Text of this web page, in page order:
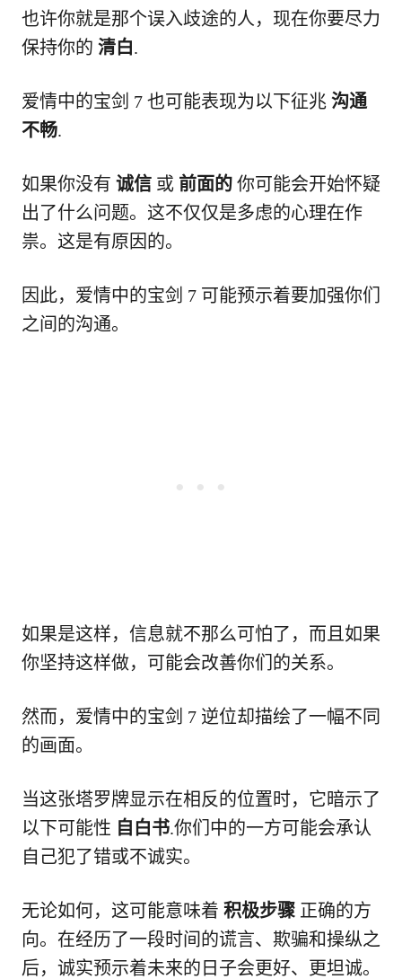
也许你就是那个误入歧途的人，现在你要尽力
保持你的 清白.
爱情中的宝剑 7 也可能表现为以下征兆 沟通
不畅.
如果你没有 诚信 或 前面的 你可能会开始怀疑
出了什么问题。这不仅仅是多虑的心理在作
祟。这是有原因的。
因此，爱情中的宝剑 7 可能预示着要加强你们
之间的沟通。
如果是这样，信息就不那么可怕了，而且如果
你坚持这样做，可能会改善你们的关系。
然而，爱情中的宝剑 7 逆位却描绘了一幅不同
的画面。
当这张塔罗牌显示在相反的位置时，它暗示了
以下可能性 自白书.你们中的一方可能会承认
自己犯了错或不诚实。
无论如何，这可能意味着 积极步骤 正确的方
向。在经历了一段时间的谎言、欺骗和操纵之
后，诚实预示着未来的日子会更好、更坦诚。